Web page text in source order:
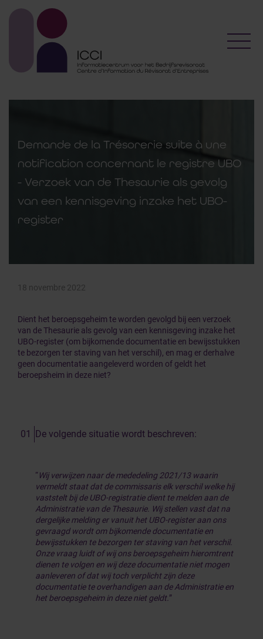
Demande de la Trésorerie suite à une
notification concernant le registre UBO
- Verzoek van de Thesaurie als gevolg
van een kennisgeving inzake het UBO-
register
18 novembre 2022
Dient het beroepsgeheim te worden gevolgd bij een verzoek
van de Thesaurie als gevolg van een kennisgeving inzake het
UBO-register (om bijkomende documentatie en bewijsstukken
te bezorgen ter staving van het verschil), en mag er derhalve
geen documentatie aangeleverd worden of geldt het
beroepsheim in deze niet?
De volgende situatie wordt beschreven:
“Wij verwijzen naar de mededeling 2021/13 waarin
vermeldt staat dat de commissaris elk verschil welke hij
vaststelt bij de UBO-registratie dient te melden aan de
Administratie van de Thesaurie. Wij stellen vast dat na
dergelijke melding er vanuit het UBO-register aan ons
gevraagd wordt om bijkomende documentatie en
bewijsstukken te bezorgen ter staving van het verschil.
Onze vraag luidt of wij ons beroepsgeheim hieromtrent
dienen te volgen en wij deze documentatie niet mogen
aanleveren of dat wij toch verplicht zijn deze
documentatie te overhandigen aan de Administratie en
het beroepsgeheim in deze niet geldt. ”